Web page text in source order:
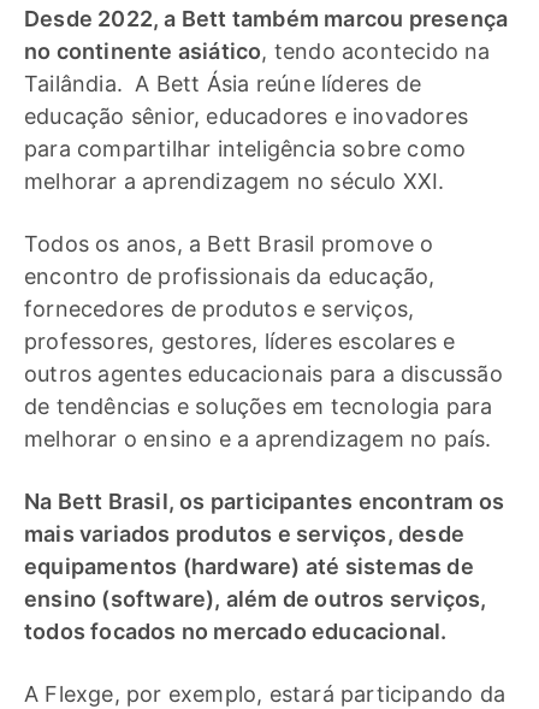
Desde 2022, a Bett também marcou presença
no continente asiático, tendo acontecido na
Tailândia. A Bett Ásia reúne líderes de
educação sênior, educadores e inovadores
para compartilhar inteligência sobre como
melhorar a aprendizagem no século XXI.
Todos os anos, a Bett Brasil promove o
encontro de profissionais da educação,
fornecedores de produtos e serviços,
professores, gestores, líderes escolares e
outros agentes educacionais para a discussão
de tendências e soluções em tecnologia para
melhorar o ensino e a aprendizagem no país.
Na Bett Brasil, os participantes encontram os
mais variados produtos e serviços, desde
equipamentos (hardware) até sistemas de
ensino (software), além de outros serviços,
todos focados no mercado educacional.
A Flexge, por exemplo, estará participando da